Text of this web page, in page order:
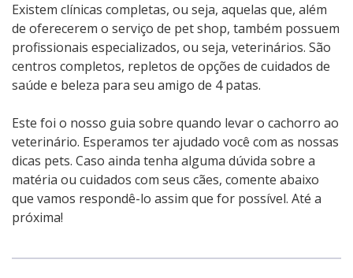
Existem clínicas completas, ou seja, aquelas que, além
de oferecerem o serviço de pet shop, também possuem
profissionais especializados, ou seja, veterinários. São
centros completos, repletos de opções de cuidados de
saúde e beleza para seu amigo de 4 patas.
Este foi o nosso guia sobre quando levar o cachorro ao
veterinário. Esperamos ter ajudado você com as nossas
dicas pets. Caso ainda tenha alguma dúvida sobre a
matéria ou cuidados com seus cães, comente abaixo
que vamos respondê-lo assim que for possível. Até a
próxima!